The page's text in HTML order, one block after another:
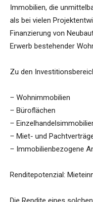
Immobilien, die
als bei vielen
Finanzierung von
Erwerb bestehender
Zu den
– Wohnimmobilien
– Büroflächen
–
– Miet- und
– Immobilienbezogene
Renditepotenzial: